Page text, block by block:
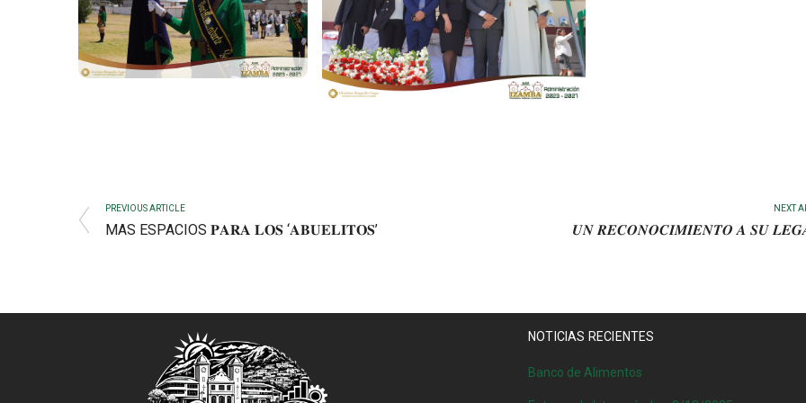
PREVIOUS ARTICLE
MAS ESPACIOS 𝐏𝐀𝐑𝐀 𝐋𝐎𝐒 ‘𝐀𝐁𝐔𝐄𝐋𝐈𝐓𝐎𝐒’
NEXT
𝑼𝑵 𝑹𝑬𝑪𝑶𝑵𝑶𝑪𝑰𝑴𝑰𝑬𝑵𝑻𝑶 𝑨 𝑺𝑼
NOTICIAS RECIENTES
Banco de Alimentos